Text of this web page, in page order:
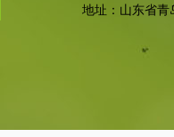
地址：山东省青